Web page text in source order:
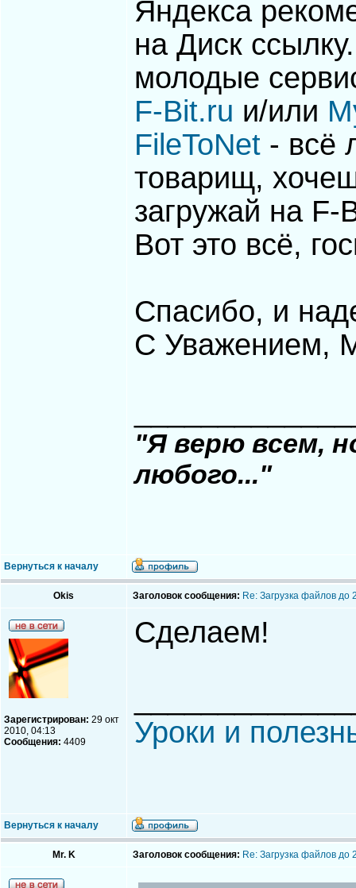
Яндекса
на Диск
молодые
F-Bit.ru и/или
FileToNet - всё
товарищ,
загружай на F-
Вот это всё,
Спасибо, и
С Уважением,
"Я верю всем,
любого..."
Вернуться к началу
Okis Заголовок сообщения: Re: Загрузка файлов до
Зарегистрирован: 29 окт
2010, 04:13
Сообщения: 4409
Сделаем!
Уроки и
Вернуться к началу
Mr. K Заголовок сообщения: Re: Загрузка файлов до